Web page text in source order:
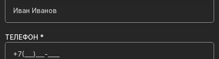
ТЕЛЕФОН *